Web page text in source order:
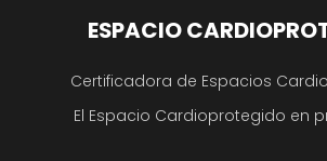
ESPACIO
Certificadora de Espacios
El Espacio Cardioprotegido en